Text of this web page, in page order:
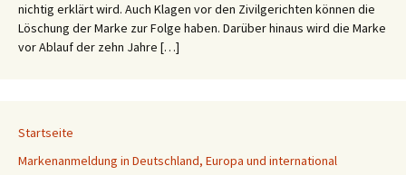
nichtig erklärt wird. Auch Klagen vor den Zivilgerichten können die
Löschung der Marke zur Folge haben. Darüber hinaus wird die Marke
vor Ablauf der zehn Jahre […]
Startseite
Markenanmeldung in Deutschland, Europa und international